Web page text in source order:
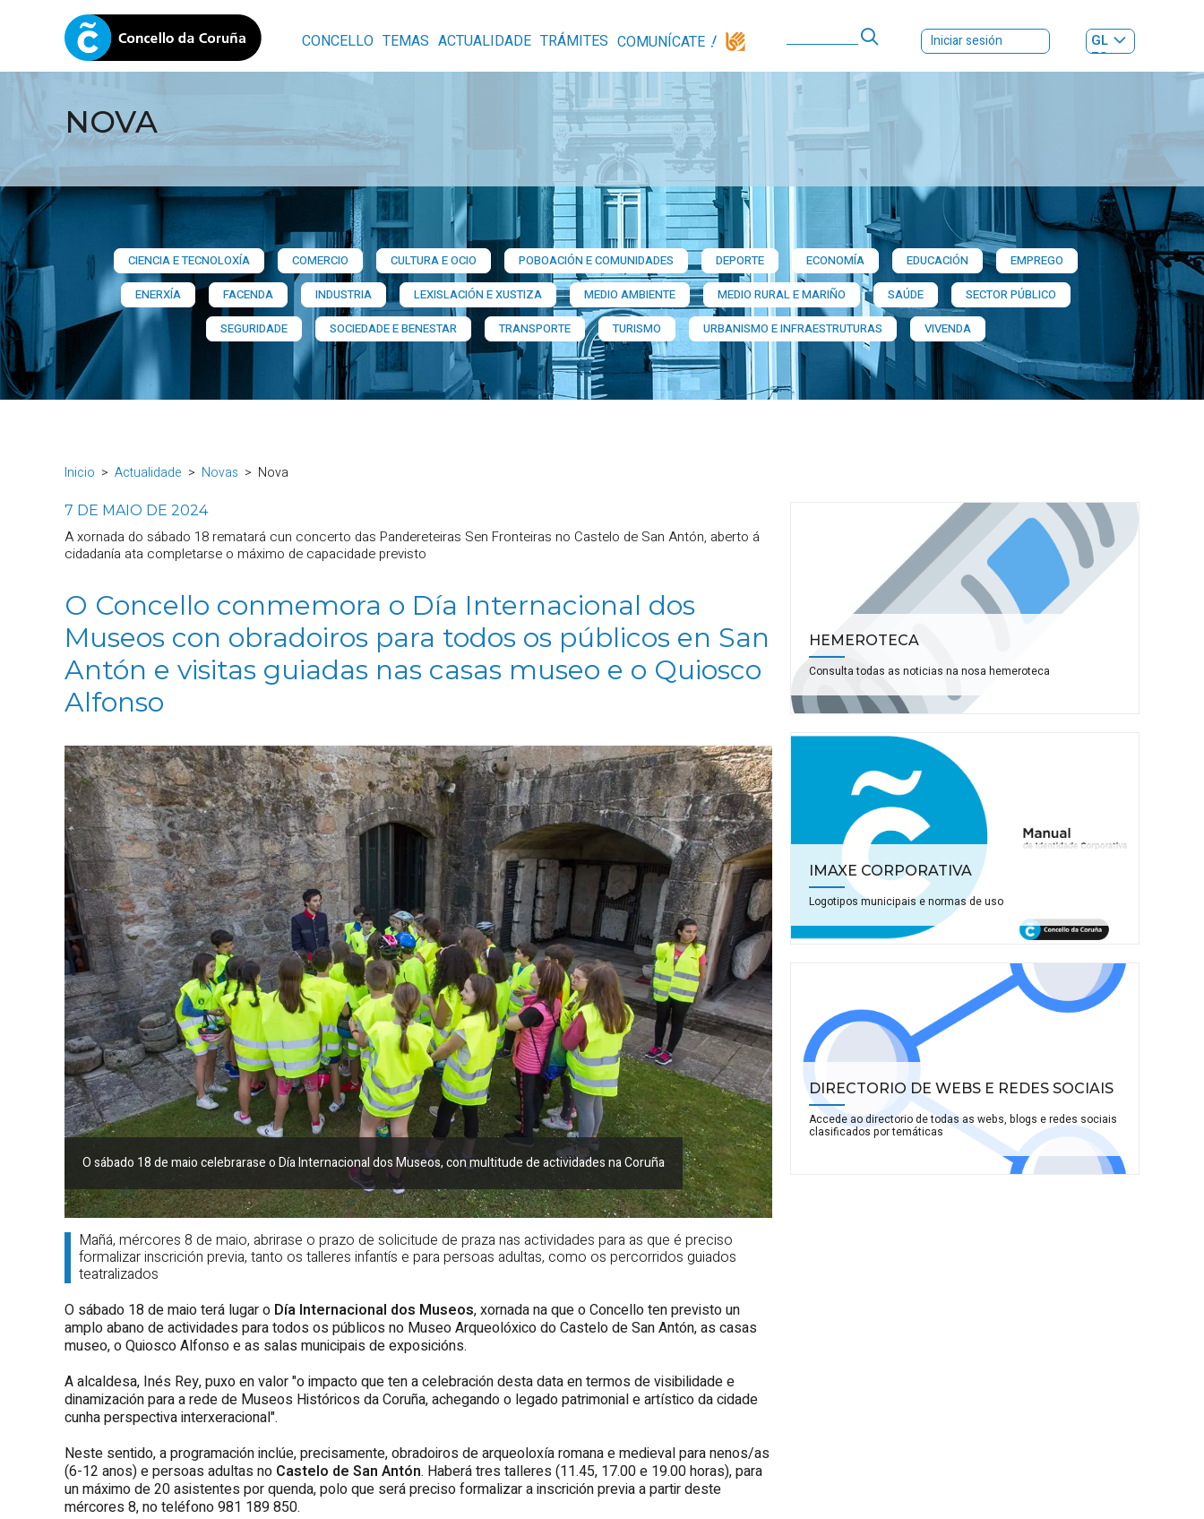
CONCELLO TEMAS ACTUALIDADE TRÁMITES COMUNÍCATE Iniciar sesión
GL
ES|
NOVA
CIENCIA E TECNOLOXÍA COMERCIO CULTURA E OCIO POBOACIÓN E COMUNIDADES DEPORTE ECONOMÍA EDUCACIÓN
EMPREGO
ENERXÍA
FACENDA INDUSTRIA LEXISLACIÓN E XUSTIZA MEDIO AMBIENTE MEDIO RURAL E MARIÑO SAÚDE
SECTOR PÚBLICO
SEGURIDADE
SOCIEDADE E BENESTAR TRANSPORTE TURISMO URBANISMO E INFRAESTRUTURAS VIVENDA
Inicio Actualidade Novas Nova
7 DE MAIO DE 2024
A xornada do sábado 18 rematará cun concerto das Pandereteiras Sen Fronteiras no Castelo de San Antón, aberto á
cidadanía ata completarse o máximo de capacidade previsto
O Concello conmemora o Día Internacional dos
Museos con obradoiros para todos os públicos en San
Antón e visitas guiadas nas casas museo e o Quiosco
Alfonso
O sábado 18 de maio celebrarase o Día Internacional dos Museos, con multitude de actividades na Coruña
Mañá, mércores 8 de maio, abrirase o prazo de solicitude de praza nas actividades para as que é preciso
formalizar inscrición previa, tanto os talleres infantís e para persoas adultas, como os percorridos guiados
teatralizados
O sábado 18 de maio terá lugar o Día Internacional dos Museos, xornada na que o Concello ten previsto un
amplo abano de actividades para todos os públicos no Museo Arqueolóxico do Castelo de San Antón, as casas
museo, o Quiosco Alfonso e as salas municipais de exposicións.
A alcaldesa, Inés Rey, puxo en valor "o impacto que ten a celebración desta data en termos de visibilidade e
dinamización para a rede de Museos Históricos da Coruña, achegando o legado patrimonial e artístico da cidade
cunha perspectiva interxeracional".
Neste sentido, a programación inclúe, precisamente, obradoiros de arqueoloxía romana e medieval para nenos/as
(6-12 anos) e persoas adultas no Castelo de San Antón. Haberá tres talleres (11.45, 17.00 e 19.00 horas), para
un máximo de 20 asistentes por quenda, polo que será preciso formalizar a inscrición previa a partir deste
mércores 8, no teléfono 981 189 850.
HEMEROTECA
Consulta todas as noticias na nosa hemeroteca
IMAXE CORPORATIVA
Logotipos municipais e normas de uso
DIRECTORIO DE WEBS E REDES SOCIAIS
Accede ao directorio de todas as webs, blogs e redes sociais
clasificados por temáticas